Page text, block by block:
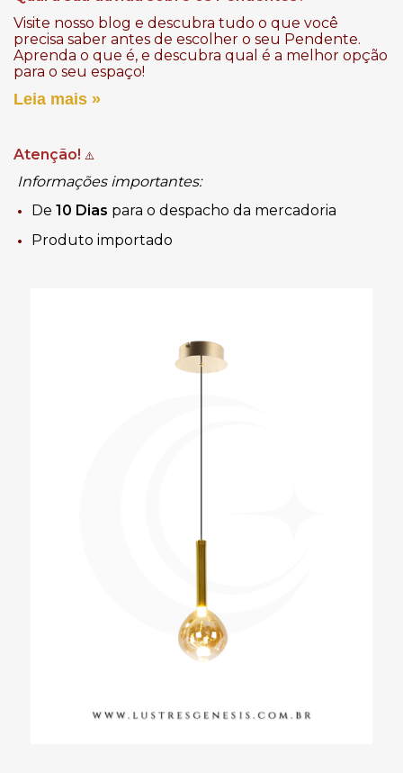
Visite nosso blog e descubra tudo o que você
precisa saber antes de escolher o seu Pendente.
Aprenda o que é, e descubra qual é a melhor opção
para o seu espaço!
Leia mais »
Atenção! ⚠️
Informações importantes:
De 10 Dias para o despacho da mercadoria
Produto importado